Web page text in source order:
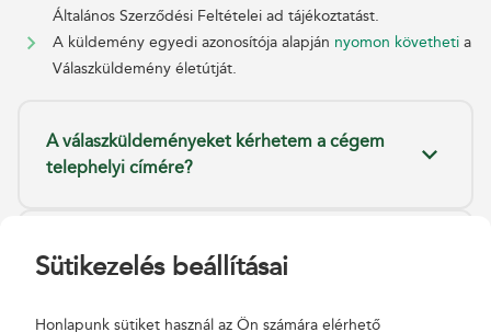
Általános Szerződési Feltételei ad tájékoztatást.
A küldemény egyedi azonosítója alapján nyomon követheti a
Válaszküldemény életútját.
A válaszküldeményeket kérhetem a cégem
telephelyi címére?
Mennyi válaszküldeményért kell majd
fizetnem, ha a címzettjeimnek
Sütikezelés beállításai
Honlapunk sütiket használ az Ön számára elérhető